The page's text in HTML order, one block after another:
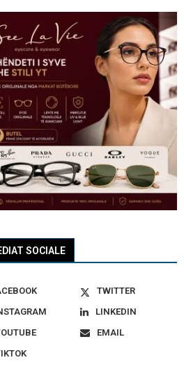
SOCIALE
TWITTER
LINKEDIN
EMAIL